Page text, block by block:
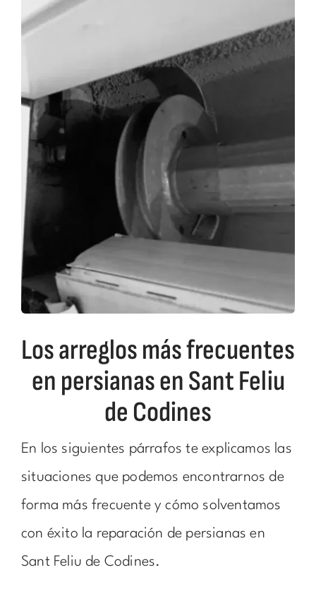
Los arreglos más frecuentes
en persianas en Sant Feliu
de Codines
En los siguientes párrafos te explicamos las
situaciones que podemos encontrarnos de
forma más frecuente y cómo solventamos
con éxito la reparación de persianas en
Sant Feliu de Codines.